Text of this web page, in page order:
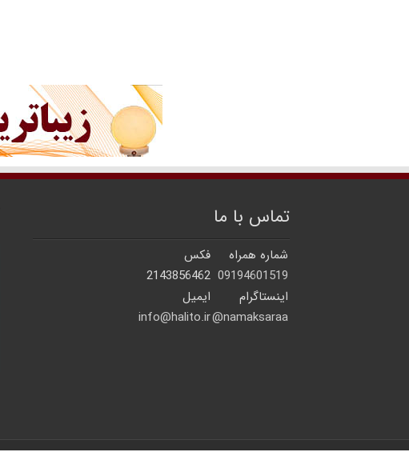
تماس با ما
شماره همراه
فکس
09194601519
2143856462
اینستاگرام
ایمیل
namaksaraa@
info@halito.ir